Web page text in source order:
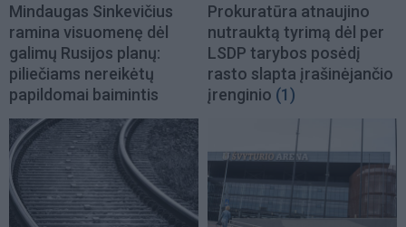
Mindaugas Sinkevičius
ramina visuomenę dėl
galimų Rusijos planų:
piliečiams nereikėtų
papildomai baimintis
Prokuratūra atnaujino
nutrauktą tyrimą dėl per
LSDP tarybos posėdį
rasto slapta įrašinėjančio
įrenginio (1)